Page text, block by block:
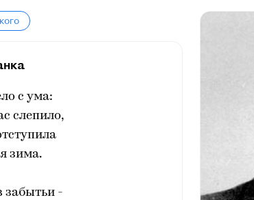
с ума:
слепило,
зима.
забытьи -